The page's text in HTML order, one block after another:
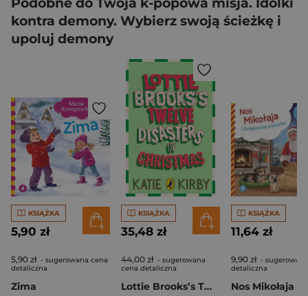
Podobne do Twoja k-popowa misja. Idolki
kontra demony. Wybierz swoją ścieżkę i
upoluj demony
KSIĄŻKA
5,90 zł
5,90 zł - sugerowana cena
detaliczna
Zima
KSIĄŻKA
35,48 zł
44,00 zł - sugerowana
cena detaliczna
Lottie Brooks’s Twelve Disasters of Christmas
KSIĄŻKA
11,64 zł
9,90 zł -
detaliczna